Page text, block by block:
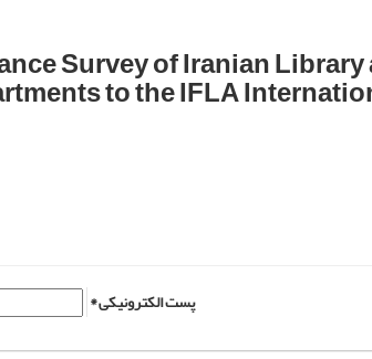
Survey of Iranian
to the IFLA
پست الکترونیکی *